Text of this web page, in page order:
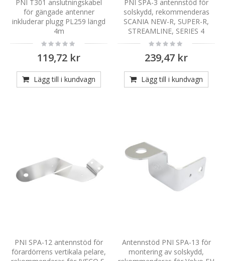
PNI T301 anslutningskabel
för gängade antenner
inkluderar plugg PL259 längd
4m
Rating:
0%
119,72 kr
Lägg till i kundvagn
PNI SPA-3 antennstöd för
solskydd, rekommenderas
SCANIA NEW-R, SUPER-R,
STREAMLINE, SERIES 4
Rating:
0%
239,47 kr
Lägg till i kundvagn
PNI SPA-12 antennstöd för
förardörrens vertikala pelare,
Antennstöd PNI SPA-13 för
montering av solskydd,